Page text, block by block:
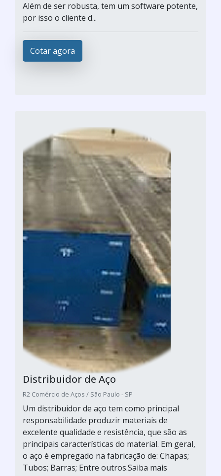
Além de ser robusta, tem um software potente,
por isso o cliente d...
Cotar agora
Distribuidor de Aço
R2 Comércio de Aços / São Paulo - SP
Um distribuidor de aço tem como principal
responsabilidade produzir materiais de
excelente qualidade e resistência, que são as
principais características do material. Em geral,
o aço é empregado na fabricação de: Chapas;
Tubos; Barras; Entre outros.Saiba mais